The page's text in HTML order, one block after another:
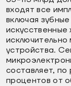
входят все
включая
искусственные
исключительно
устройства.
составляет,
процентов от